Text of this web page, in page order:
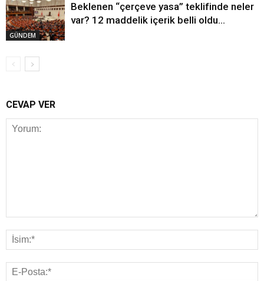
GÜNDEM
Beklenen “çerçeve yasa” teklifinde neler
var? 12 maddelik içerik belli oldu…
CEVAP VER